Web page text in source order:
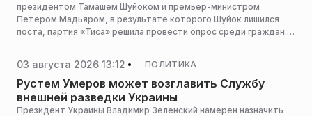
президентом Тамашем Шуйоком и премьер-министром
Петером Мадьяром, в результате которого Шуйок лишился
поста, партия «Тиса» решила провести опрос среди граждан.
«Гарольд, скрывающий боль», сообщает Mash.
03 августа 2026 13:12 ПОЛИТИКА
Рустем Умеров может возглавить Службу
внешней разведки Украины
Президент Украины Владимир Зеленский намерен назначить